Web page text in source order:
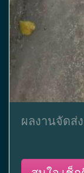
ผลงานจัดส่